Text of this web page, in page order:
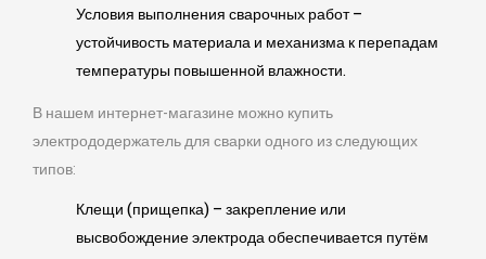
Условия выполнения сварочных работ –
устойчивость материала и механизма к перепадам
температуры повышенной влажности.
В нашем интернет-магазине можно купить
электрододержатель для сварки одного из следующих
типов:
Клещи (прищепка) – закрепление или
высвобождение электрода обеспечивается путём